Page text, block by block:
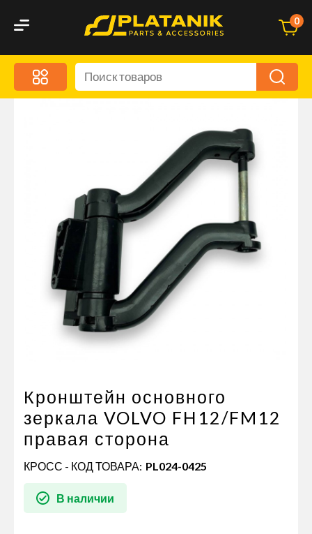
0
Меню
Акционные предложения
Оптика и светотехника
Брызговики
Запчасти кузова и зеркала
Малый коммерческий транспорт
Маркировочные знаки и светоотражатели
Пневматические соединения
Запчасти
Оснащение прицепов
Автономное отопление и
кондиционировани
Стяжные ремни и тросы
Кронштейн основного
зеркала VOLVO FH12/FM12
правая сторона
КРОСС - КОД ТОВАРА: PL024-0425
В наличии